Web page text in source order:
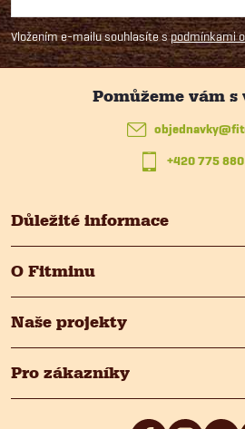
pVložením e-mailu souhlasíte spodmínkami
Důležité informace
O Fitminu
Naše projekty
Pro zákazníky
objednavky@
+420 775